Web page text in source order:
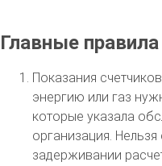
Главные
Показания
энергию или газ
которые указала
организация.
задерживании